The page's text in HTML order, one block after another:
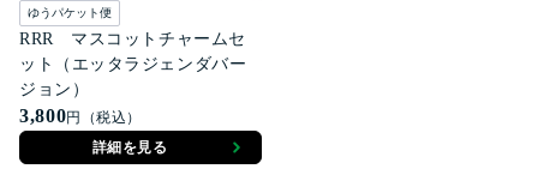
ゆうパケット便
RRR マスコットチャームセ
ット（エッタラジェンダバー
ジョン）
3,800円（税込）
詳細を見る